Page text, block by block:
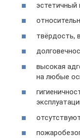
эстетичный
твёрдость,
высокая
на любые